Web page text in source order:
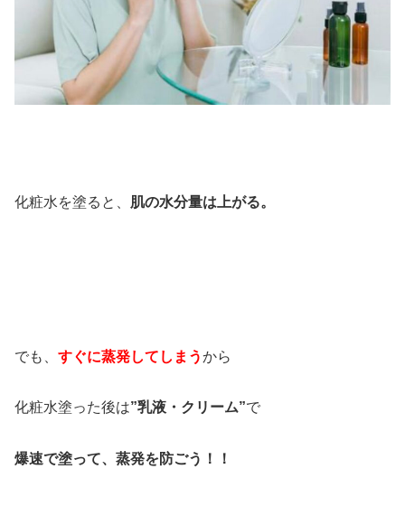
化粧水を塗ると、 肌の水分量は上がる。
でも、 すぐに蒸発してしまうから
化粧水塗った後は”乳液・クリーム”で
爆速で塗って、蒸発を防ごう！！